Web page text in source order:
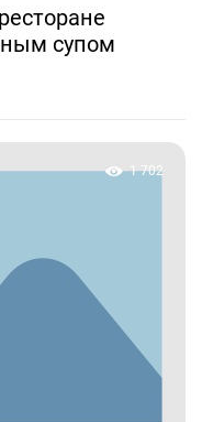
супом
1 702